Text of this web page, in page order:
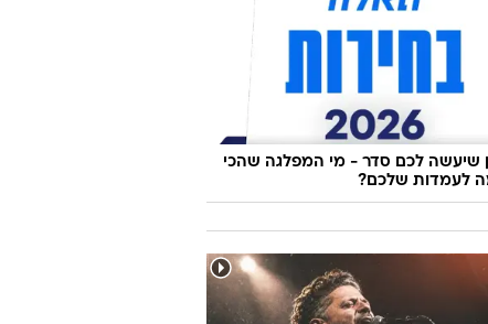
שיעשה לכם סדר - מי המפלגה שהכי
לעמדות שלכם?